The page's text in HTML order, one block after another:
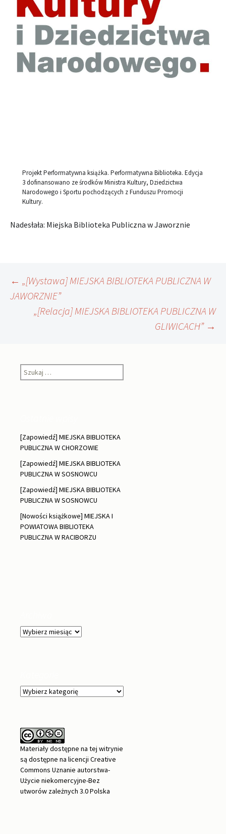
Projekt Performatywna książka. Performatywna Biblioteka. Edycja
3 dofinansowano ze środków Ministra Kultury, Dziedzictwa
Narodowego i Sportu pochodzących z Funduszu Promocji
Kultury.
Nadesłała: Miejska Biblioteka Publiczna w Jaworznie
Nawigacja
wpisu
← „[Wystawa] MIEJSKA BIBLIOTEKA PUBLICZNA W
JAWORZNIE”
„[Relacja] MIEJSKA BIBLIOTEKA PUBLICZNA W
GLIWICACH” →
Szukaj:
[Zapowiedź] MIEJSKA BIBLIOTEKA
PUBLICZNA W CHORZOWIE
[Zapowiedź] MIEJSKA BIBLIOTEKA
PUBLICZNA W SOSNOWCU
[Zapowiedź] MIEJSKA BIBLIOTEKA
PUBLICZNA W SOSNOWCU
[Nowości książkowe] MIEJSKA I
POWIATOWA BIBLIOTEKA
PUBLICZNA W RACIBORZU
Archiwa
Kategorie
Materiały dostępne na tej witrynie
są dostępne na licencji Creative
Commons Uznanie autorstwa-
Użycie niekomercyjne-Bez
utworów zależnych 3.0 Polska